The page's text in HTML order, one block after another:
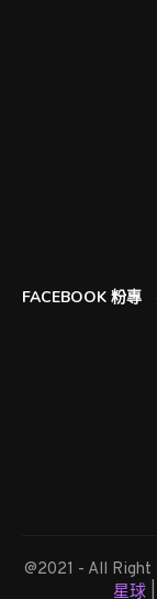
FACEBOOK 粉專
@2021 - All Right
星球|